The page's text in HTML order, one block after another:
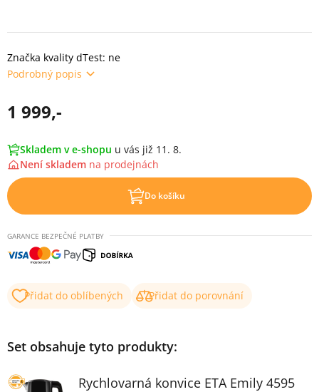
Značka kvality dTest: ne
Podrobný popis
1 999,-
Skladem v e-shopu u vás již 11. 8.
Není skladem na prodejnách
Do košíku
GARANCE BEZPEČNÉ PLATBY
Přidat do oblíbených Přidat do porovnání
Set obsahuje tyto produkty:
Rychlovarná konvice ETA Emily 4595